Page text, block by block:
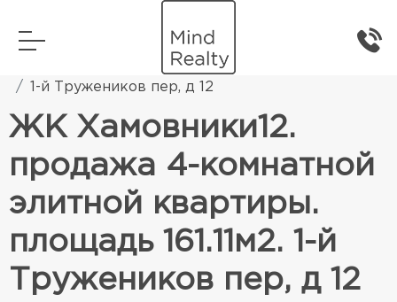
Элитная жилая недвижимость
1-й Тружеников пер, д 12
ЖК Хамовники12.
продажа 4-комнатной
элитной квартиры.
площадь 161.11м2. 1-й
Тружеников пер, д 12